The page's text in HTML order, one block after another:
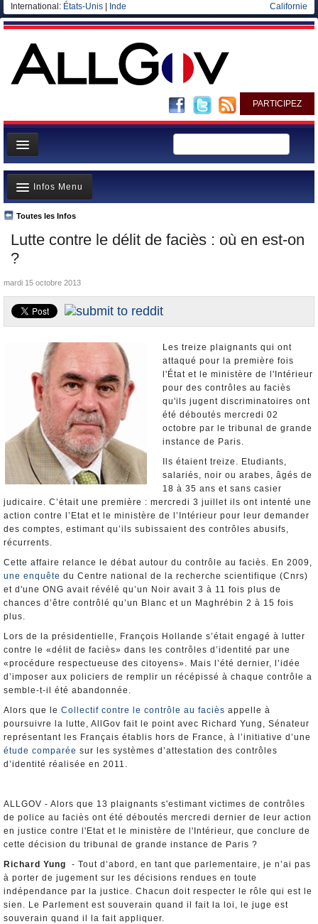
International: États-Unis Inde Californie
PARTICIPEZ
Page d'accueil
Infos
Gouvernement
Ministères/Directions
Blog
Elections européennes
Lutte contre le délit de faciès : où en est-on
?
Toutes les Infos
Infos Menu
A la Une
Polémiques
La France et le Monde
Nominations et Démissions
Elections européennes
Infos insolites
mardi 15 octobre 2013
Les treize plaignants qui ont
attaqué pour la première fois
l'État et le ministère de l'Intérieur
pour des contrôles au faciès
qu'ils jugent discriminatoires ont
été déboutés mercredi 02
octobre par le tribunal de grande
instance de Paris.
Ils étaient treize. Etudiants,
salariés, noir ou arabes, âgés de
18 à 35 ans et sans casier
judicaire. C’était une première : mercredi 3 juillet ils ont intenté une
action contre l’Etat et le ministère de l’Intérieur pour leur demander
des comptes, estimant qu’ils subissaient des contrôles abusifs,
récurrents.
Cette affaire relance le débat autour du contrôle au faciès. En 2009,
une enquête du Centre national de la recherche scientifique (Cnrs)
et d'une ONG avait révélé qu’un Noir avait 3 à 11 fois plus de
chances d’être contrôlé qu’un Blanc et un Maghrébin 2 à 15 fois
plus.
Lors de la présidentielle, François Hollande s’était engagé à lutter
contre le «délit de faciès» dans les contrôles d’identité par une
«procédure respectueuse des citoyens». Mais l’été dernier, l’idée
d’imposer aux policiers de remplir un récépissé à chaque contrôle a
semble-t-il été abandonnée.
Alors que le Collectif contre le contrôle au faciès appelle à
poursuivre la lutte, AllGov fait le point avec Richard Yung, Sénateur
représentant les Français établis hors de France, à l’initiative d’une
étude comparée sur les systèmes d’attestation des contrôles
d’identité réalisée en 2011.
ALLGOV - Alors que 13 plaignants s'estimant victimes de contrôles
de police au faciès ont été déboutés mercredi dernier de leur action
en justice contre l'Etat et le ministère de l'Intérieur, que conclure de
cette décision du tribunal de grande instance de Paris ?
Richard Yung - Tout d’abord, en tant que parlementaire, je n’ai pas
à porter de jugement sur les décisions rendues en toute
indépendance par la justice. Chacun doit respecter le rôle qui est le
sien. Le Parlement est souverain quand il fait la loi, le juge est
souverain quand il la fait appliquer.